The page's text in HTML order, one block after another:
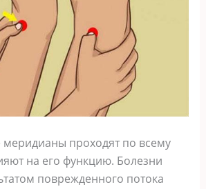
меридианы проходят по всему
на его функцию. Болезни
поврежденного потока